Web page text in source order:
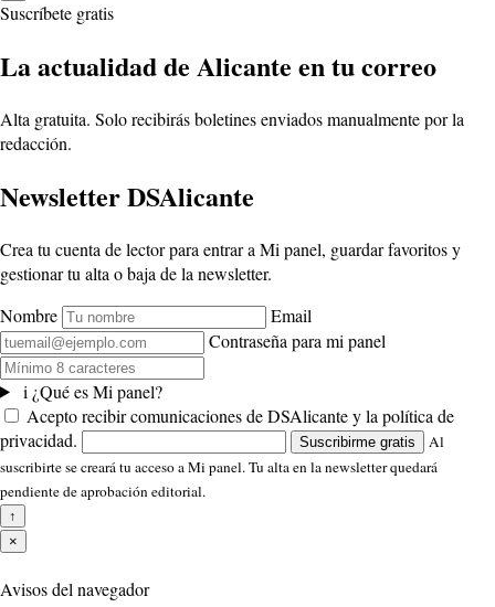
Suscríbete gratis
La actualidad de Alicante en tu correo
Alta gratuita. Solo recibirás boletines enviados manualmente por la
redacción.
Newsletter DSAlicante
Crea tu cuenta de lector para entrar a Mi panel, guardar favoritos y
gestionar tu alta o baja de la newsletter.
Nombre
Email
Contraseña para mi panel
i ¿Qué es Mi panel?
Acepto recibir comunicaciones de DSAlicante y la política de
privacidad.
Suscribirme gratis
Al
suscribirte se creará tu acceso a Mi panel. Tu alta en la newsletter quedará
pendiente de aprobación editorial.
↑
×
Avisos del navegador